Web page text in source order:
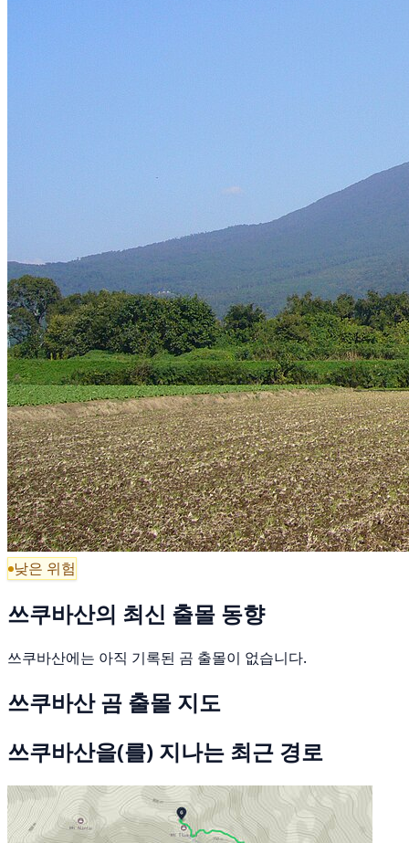
낮은 위험
쓰쿠바산의 최신 출몰 동향
쓰쿠바산에는 아직 기록된 곰 출몰이 없습니다.
쓰쿠바산 곰 출몰 지도
쓰쿠바산을(를) 지나는 최근 경로